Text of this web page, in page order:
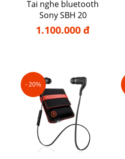
Tai nghe bluetooth
Sony SBH 20
1.100.000 đ
- 20%